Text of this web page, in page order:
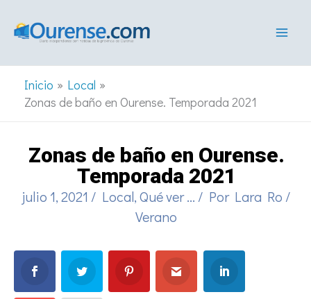
Inicio
Local
Zonas de baño en Ourense. Temporada 2021
Zonas de baño en Ourense.
Temporada 2021
julio 1, 2021 / Local,Qué ver ... / Por Lara Ro /
Verano